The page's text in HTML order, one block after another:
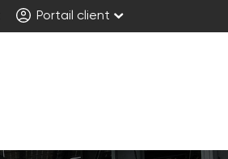
Portail client